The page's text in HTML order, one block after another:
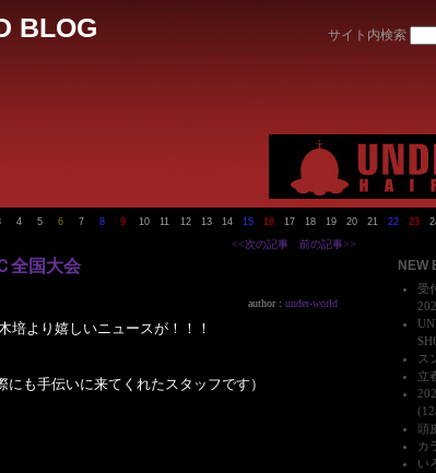
BLOG サイト内検索
4 5 6 7 8 9 10 11 12 13 14 15 16 17 18 19 20 21 22 23
NEW
受
ス
立
頭
カ
い
<<次の記事 前の記事>>
全国大会
author : under-world
培より嬉しいニュースが！！！
にも手伝いに来てくれたスタッフです）